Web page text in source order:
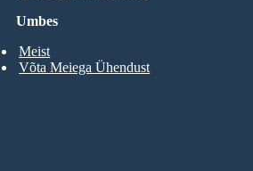
Umbes
Meist
Võta Meiega Ühendust